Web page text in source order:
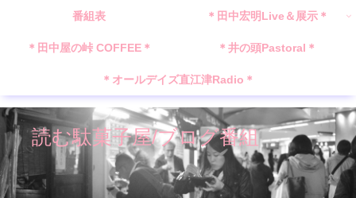
読む駄菓子屋/ブログ番組
番組表 ＊田中宏明Live＆展示＊
＊田中屋の峠 COFFEE＊ ＊井の頭Pastoral＊
＊オールデイズ直江津Radio＊